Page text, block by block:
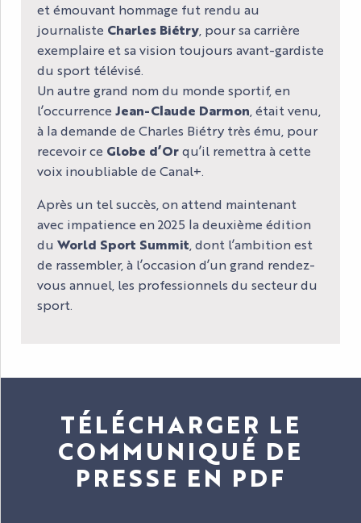
et émouvant hommage fut rendu au
journaliste Charles Biétry , pour sa carrière
exemplaire et sa vision toujours avant-gardiste
du sport télévisé.
Un autre grand nom du monde sportif, en
l’occurrence Jean-Claude Darmon , était venu,
à la demande de Charles Biétry très ému, pour
recevoir ce Globe d’Orqu’il remettra à cette
voix inoubliable de Canal+.
Après un tel succès, on attend maintenant
avec impatience en 2025 la deuxième édition
du World Sport Summit , dont l’ambition est
de rassembler, à l’occasion d’un grand rendez-
vous annuel, les professionnels du secteur du
sport.
TÉLÉCHARGER LE
COMMUNIQUÉ DE
PRESSE EN PDF